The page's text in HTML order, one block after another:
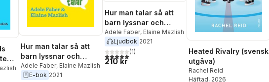
Hur man talar så att
barn lyssnar och
lyssnar så att barn
talar
Adele Faber, Elaine Mazlish
E-bok 2021
Hur man talar så att
barn lyssnar och
lyssnar så att barn
talar
Adele Faber, Elaine Mazlish
Ljudbok 2021
5,0utav 5 stjärnor. Totalt antal röster:
(1)
210 kr
Heated Rivalry (svensk
utgåva)
Rachel Reid
Häftad, 2026